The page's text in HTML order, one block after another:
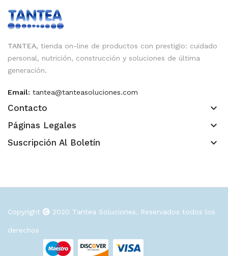
TANTEA, tienda on-line de productos con prestigio: cuidado
personal, nutrición, construcción y soluciones de última
generación.
Email: tantea@tanteasoluciones.com
Contacto keyboard_arrow_down
Páginas Legales keyboard_arrow_down
Suscripción Al Boletín keyboard_arrow_down
Copyright 2020 Tantea Soluciones. Reservados todos los
derechos